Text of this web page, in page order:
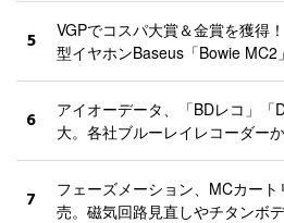
5
VGPでコスパ大賞＆金賞を獲得
型イヤホンBaseus「Bowie MC2
6
アイオーデータ、「BDレコ」「
大。各社ブルーレイレコーダー
7
フェーズメーション、MCカー
売。磁気回路見直しやチタンボ